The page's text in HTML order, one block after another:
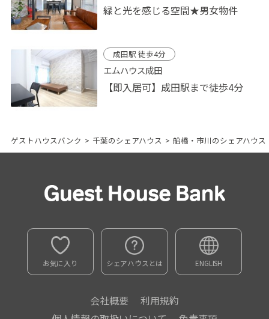
緑と光を感じる空間★男女物件
成田駅 徒歩4分
エムハウス成田
【即入居可】成田駅まで徒歩4分
ゲストハウスバンク > 千葉のシェアハウス > 船橋・市川のシェアハウス
お気に入り シェアハウスとは ENGLISH
会社概要
利用規約